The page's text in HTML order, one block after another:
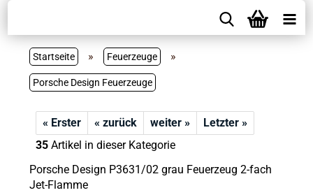
Startseite » Feuerzeuge »
Porsche Design Feuerzeuge
« Erster « zurück weiter »
Letzter »
35Artikel in dieser Kategorie
Porsche Design P3631/02 grau Feuerzeug 2-fach
Jet-Flamme